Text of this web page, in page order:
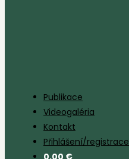
Publikace
Videogaléria
Kontakt
Přihlášení/registrace
0,00 €